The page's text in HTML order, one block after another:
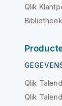
Qlik
Qlik Talend
Qlik